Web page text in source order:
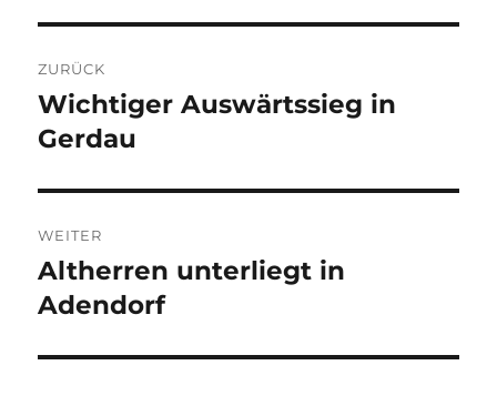
ZURÜCK
Vorheriger
Beitrag:
Wichtiger Auswärtssieg in
Gerdau
WEITER
Nächster
Beitrag:
Altherren unterliegt in
Adendorf